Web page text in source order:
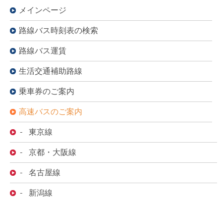
メインページ
路線バス時刻表の検索
路線バス運賃
生活交通補助路線
乗車券のご案内
高速バスのご案内
- 東京線
- 京都・大阪線
- 名古屋線
- 新潟線